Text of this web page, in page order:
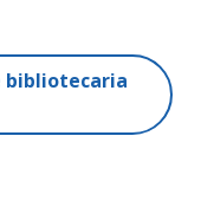
bibliotecaria